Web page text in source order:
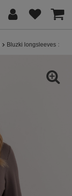
Bluzki longsleeves